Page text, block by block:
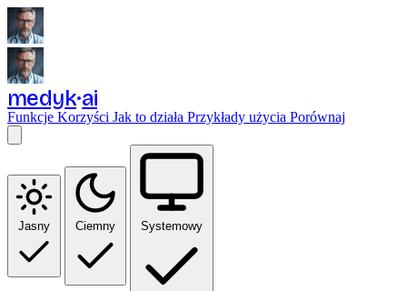
medyk ai
Funkcje Korzyści Jak to działa Przykłady użycia Porównaj
Jasny Ciemny Systemowy